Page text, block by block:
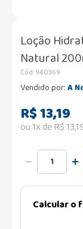
Loção
Natural
Cód: 940369
Vendido por:A
R$13,19
ou1x deR$13,
Calcular o